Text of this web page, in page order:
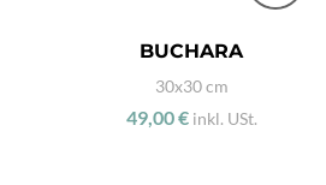
BUCHARA
30x30 cm
49,00 € inkl. USt.